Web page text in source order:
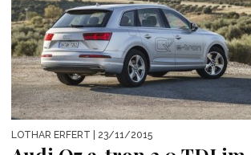
LOTHAR ERFERT | 23/11/2015